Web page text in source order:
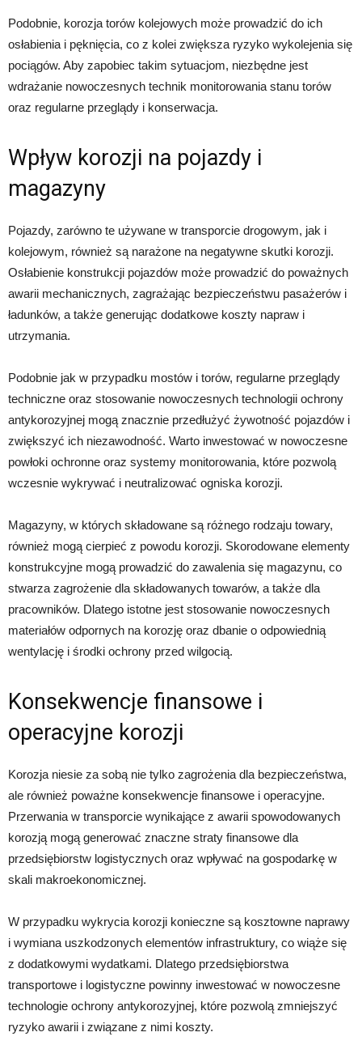
Podobnie, korozja torów kolejowych może prowadzić do ich
osłabienia i pęknięcia, co z kolei zwiększa ryzyko wykolejenia się
pociągów. Aby zapobiec takim sytuacjom, niezbędne jest
wdrażanie nowoczesnych technik monitorowania stanu torów
oraz regularne przeglądy i konserwacja.
Wpływ korozji na pojazdy i
magazyny
Pojazdy, zarówno te używane w transporcie drogowym, jak i
kolejowym, również są narażone na negatywne skutki korozji.
Osłabienie konstrukcji pojazdów może prowadzić do poważnych
awarii mechanicznych, zagrażając bezpieczeństwu pasażerów i
ładunków, a także generując dodatkowe koszty napraw i
utrzymania.
Podobnie jak w przypadku mostów i torów, regularne przeglądy
techniczne oraz stosowanie nowoczesnych technologii ochrony
antykorozyjnej mogą znacznie przedłużyć żywotność pojazdów i
zwiększyć ich niezawodność. Warto inwestować w nowoczesne
powłoki ochronne oraz systemy monitorowania, które pozwolą
wczesnie wykrywać i neutralizować ogniska korozji.
Magazyny, w których składowane są różnego rodzaju towary,
również mogą cierpieć z powodu korozji. Skorodowane elementy
konstrukcyjne mogą prowadzić do zawalenia się magazynu, co
stwarza zagrożenie dla składowanych towarów, a także dla
pracowników. Dlatego istotne jest stosowanie nowoczesnych
materiałów odpornych na korozję oraz dbanie o odpowiednią
wentylację i środki ochrony przed wilgocią.
Konsekwencje finansowe i
operacyjne korozji
Korozja niesie za sobą nie tylko zagrożenia dla bezpieczeństwa,
ale również poważne konsekwencje finansowe i operacyjne.
Przerwania w transporcie wynikające z awarii spowodowanych
korozją mogą generować znaczne straty finansowe dla
przedsiębiorstw logistycznych oraz wpływać na gospodarkę w
skali makroekonomicznej.
W przypadku wykrycia korozji konieczne są kosztowne naprawy
i wymiana uszkodzonych elementów infrastruktury, co wiąże się
z dodatkowymi wydatkami. Dlatego przedsiębiorstwa
transportowe i logistyczne powinny inwestować w nowoczesne
technologie ochrony antykorozyjnej, które pozwolą zmniejszyć
ryzyko awarii i związane z nimi koszty.